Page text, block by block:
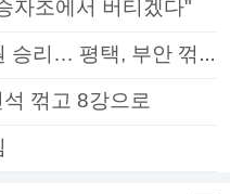
자조에서 버티겠다"
김주아·이민진·허서현 전원 승리… 평택, 부안 꺾고 5연승
꺾고 8강으로